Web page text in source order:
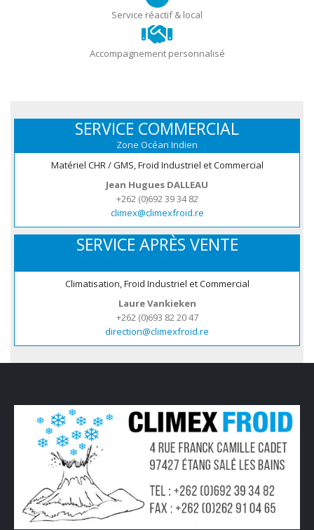
Service réactif & local
Accompagnement personnalisé
SERVICE COMMERCIAL
Zone Océan Indien
Matériel CHR / GMS, Froid Industriel et Commercial
Jean Hugues DALLEAU
+262 (0)692 39 34 82
climex@climexfroid.re
SERVICE APRÈS VENTE
Climatisation, Froid Industriel et Commercial
Laure Vankieken
+262 (0)693 82 20 47
direction@climexfroid.re